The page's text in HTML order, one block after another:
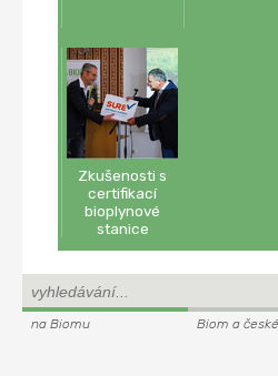
Zkušenosti s
certifikací
bioplynové
stanice
na Biomu Biom a